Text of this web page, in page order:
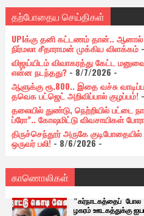
தற்போதைய செய்திகள்
UPIக்கு தனி கட்டணம் தான்.. ஆனால்
நிர்மலா சீதாராமன் முக்கிய விளக்கம்-
விஜய்யிடம் விவாகரத்து கேட்ட
என்ன நடந்தது?- 8/7/2026 -
ஆளுக்கு ரூ.800.. இதை வச்சு
தவெக பட்ஜெட் அறிவிப்பால் குழப்பம்!-
தலையில் துண்டு, நெற்றியில் பட்டை
ப்ரோ”.. கோஷமிட்டு விவசாயிகள்
திருச்செந்தூர் அருகே
ஒருவர் பலி!- 8/6/2026-
காணொலிகள்
"கர்நாடகத்தைப் போல
ழகரம் ஊடகத்துக்கு